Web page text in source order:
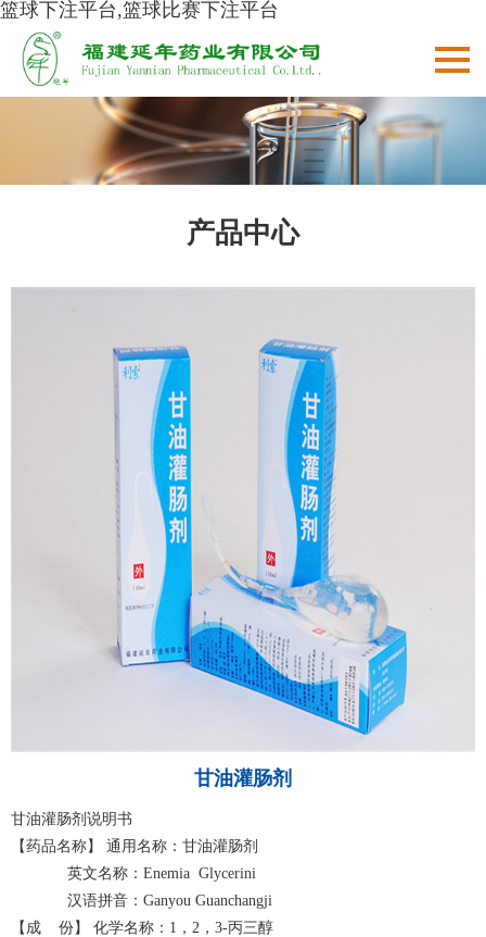
篮球下注平台,篮球比赛下注平台
产品中心
甘油灌肠剂
甘油灌肠剂说明书
【药品名称】 通用名称：甘油灌肠剂
英文名称：Enemia Glycerini
汉语拼音：Ganyou Guanchangji
【成 份】 化学名称：1，2，3-丙三醇